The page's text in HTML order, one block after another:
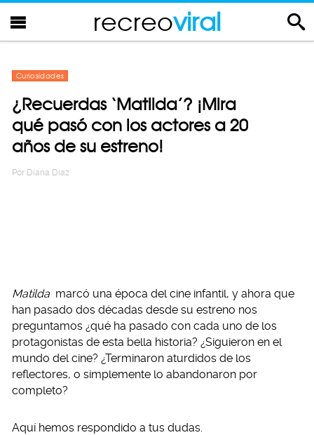
recreoviral
Curiosidades
¿Recuerdas ‘Matilda’? ¡Mira
qué pasó con los actores a 20
años de su estreno!
Por Diana Diaz
Matilda marcó una época del cine infantil, y ahora que
han pasado dos décadas desde su estreno nos
preguntamos ¿qué ha pasado con cada uno de los
protagonistas de esta bella historia? ¿Siguieron en el
mundo del cine? ¿Terminaron aturdidos de los
reflectores, o simplemente lo abandonaron por
completo?
Aquí hemos respondido a tus dudas.